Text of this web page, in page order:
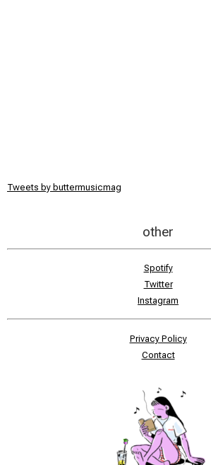
Tweets by buttermusicmag
other
Spotify
Twitter
Instagram
Privacy Policy
Contact